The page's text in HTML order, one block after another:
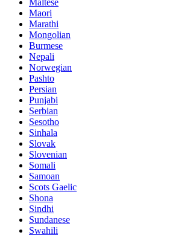
Maori
Marathi
Mongolian
Burmese
Nepali
Norwegian
Pashto
Persian
Punjabi
Serbian
Sesotho
Sinhala
Slovak
Slovenian
Somali
Samoan
Scots Gaelic
Shona
Sindhi
Sundanese
Swahili